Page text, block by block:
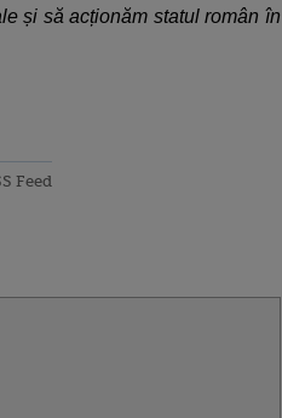
și să acționăm statul român în
Feed